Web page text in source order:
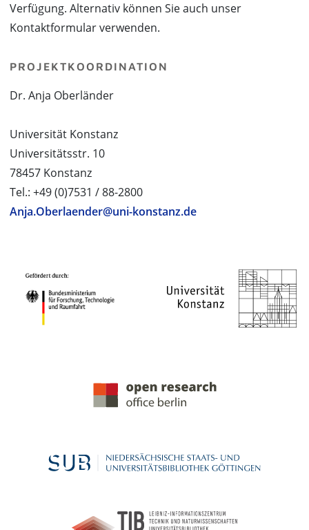
Verfügung. Alternativ können Sie auch unser
Kontaktformular verwenden.
PROJEKTKOORDINATION
Dr. Anja Oberländer
Universität Konstanz
Universitätsstr. 10
78457 Konstanz
Tel.: +49 (0)7531 / 88-2800
Anja.Oberlaender@uni-konstanz.de